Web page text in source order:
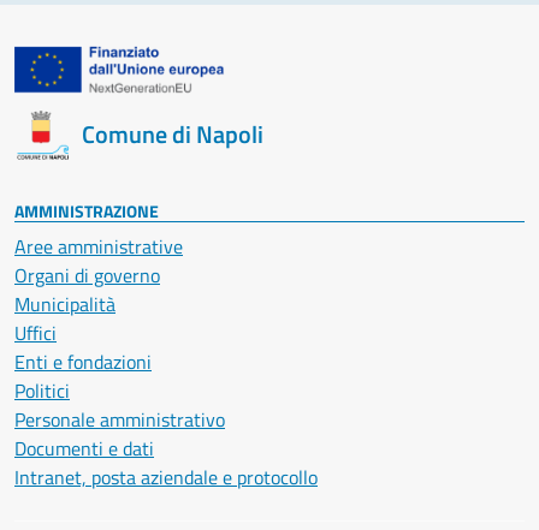
Comune di Napoli
AMMINISTRAZIONE
Aree amministrative
Organi di governo
Municipalità
Uffici
Enti e fondazioni
Politici
Personale amministrativo
Documenti e dati
Intranet, posta aziendale e protocollo